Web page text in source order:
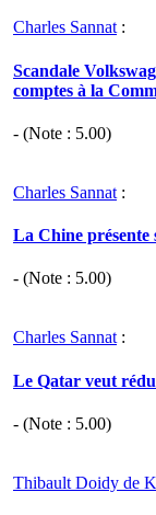
Charles Sannat :
Scandale
comptes à la
- (Note : 5.00)
Charles Sannat :
La Chine présente
- (Note : 5.00)
Charles Sannat:
Le Qatar veut
- (Note : 5.00)
Thibault Doidy de